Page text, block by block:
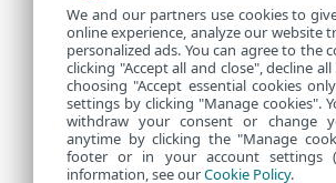
We and our partners use cookies to
online experience, analyze our website
personalized ads. You can agree to the
clicking "Accept all and close", decline
choosing "Accept essential cookies
settings by clicking "Manage cookies".
withdraw your consent or change
anytime by clicking the "Manage
footer or in your account settings
information, see ourCookie Policy.